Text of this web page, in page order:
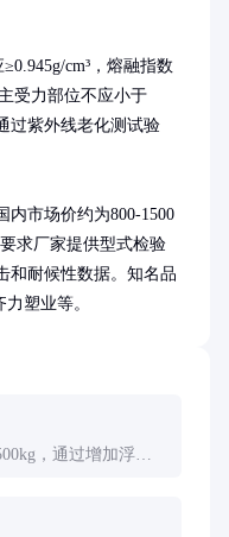
cm³，熔融指数
受力部位不应小于
过紫外线老化测试验
内市场价约为800-1500
求厂家提供型式检验
和耐候性数据。知名品
塑业等。
，通过增加浮箱